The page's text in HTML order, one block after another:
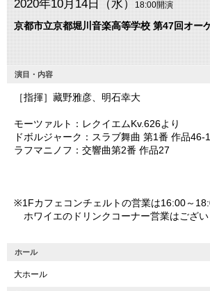
2020年10月14日（水）18:00開演
京都市立京都堀川音楽高等学校 第47回オー
演目・内容
［指揮］藏野雅彦、明石幸大
モーツァルト：レクイエムKv.626より
ドボルジャーク：スラブ舞曲 第1番 作品46-1
ラフマニノフ：交響曲第2番 作品27
※1Fカフェコンチェルトの営業は16:00～
ホワイエのドリンクコーナー営業はござい
ホール
大ホール